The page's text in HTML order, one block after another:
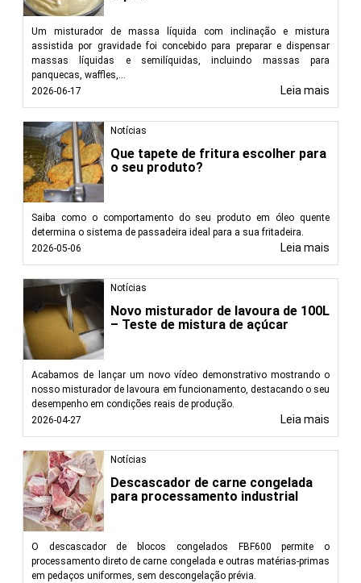
Um misturador de massa líquida com inclinação e mistura
assistida por gravidade foi concebido para preparar e dispensar
massas líquidas e semilíquidas, incluindo massas para
panquecas, waffles,...
2026-06-17
Leia mais
Notícias
Que tapete de fritura escolher para
o seu produto?
Saiba como o comportamento do seu produto em óleo quente
determina o sistema de passadeira ideal para a sua fritadeira.
2026-05-06
Leia mais
Notícias
Novo misturador de lavoura de 100L
– Teste de mistura de açúcar
Acabamos de lançar um novo vídeo demonstrativo mostrando o
nosso misturador de lavoura em funcionamento, destacando o seu
desempenho em condições reais de produção.
2026-04-27
Leia mais
Notícias
Descascador de carne congelada
para processamento industrial
O descascador de blocos congelados FBF600 permite o
processamento direto de carne congelada e outras matérias-primas
em pedaços uniformes, sem descongelação prévia.